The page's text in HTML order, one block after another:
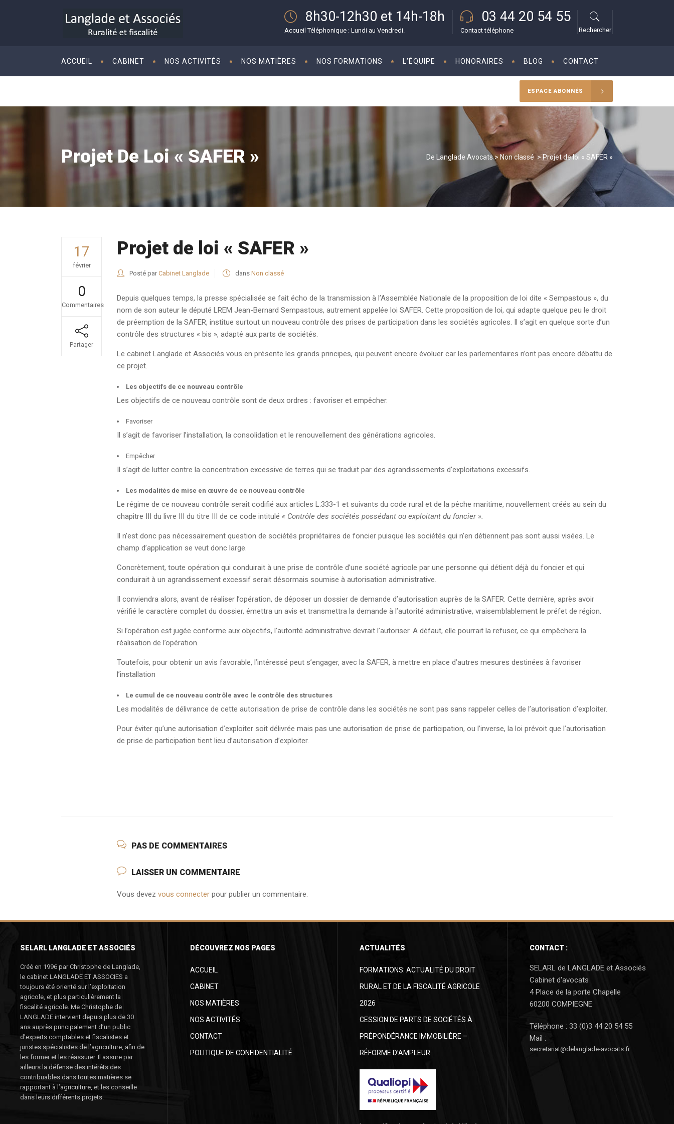
8h30-12h30 et 14h-18h
Accueil Téléphonique : Lundi au Vendredi.
03 44 20 54 55
Contact téléphone Rechercher
ACCUEIL CABINET NOS ACTIVITÉS NOS MATIÈRES NOS FORMATIONS L’ÉQUIPE HONORAIRES BLOG CONTACT
ESPACE ABONNÉS
Projet De Loi « SAFER » De Langlade Avocats> Non classé > Projet de loi « SAFER »
17
février
0
Commentaires
Partager
Projet de loi « SAFER »
Posté par Cabinet Langlade dans Non classé
Depuis quelques temps, la presse spécialisée se fait écho de la transmission à l’Assemblée Nationale de la proposition de loi dite « Sempastous », du
nom de son auteur le député LREM Jean-Bernard Sempastous, autrement appelée loi SAFER. Cette proposition de loi, qui adapte quelque peu le droit
de préemption de la SAFER, institue surtout un nouveau contrôle des prises de participation dans les sociétés agricoles. Il s’agit en quelque sorte d’un
contrôle des structures « bis », adapté aux parts de sociétés.
Le cabinet Langlade et Associés vous en présente les grands principes, qui peuvent encore évoluer car les parlementaires n’ont pas encore débattu de
ce projet.
Les objectifs de ce nouveau contrôle
Les objectifs de ce nouveau contrôle sont de deux ordres : favoriser et empêcher.
Favoriser
Il s’agit de favoriser l’installation, la consolidation et le renouvellement des générations agricoles.
Empêcher
Il s’agit de lutter contre la concentration excessive de terres qui se traduit par des agrandissements d’exploitations excessifs.
Les modalités de mise en œuvre de ce nouveau contrôle
Le régime de ce nouveau contrôle serait codifié aux articles L.333-1 et suivants du code rural et de la pêche maritime, nouvellement créés au sein du
chapitre III du livre III du titre III de ce code intitulé « Contrôle des sociétés possédant ou exploitant du foncier ».
Il n’est donc pas nécessairement question de sociétés propriétaires de foncier puisque les sociétés qui n’en détiennent pas sont aussi visées. Le
champ d’application se veut donc large.
Concrètement, toute opération qui conduirait à une prise de contrôle d’une société agricole par une personne qui détient déjà du foncier et qui
conduirait à un agrandissement excessif serait désormais soumise à autorisation administrative.
Il conviendra alors, avant de réaliser l’opération, de déposer un dossier de demande d’autorisation auprès de la SAFER. Cette dernière, après avoir
vérifié le caractère complet du dossier, émettra un avis et transmettra la demande à l’autorité administrative, vraisemblablement le préfet de région.
Si l’opération est jugée conforme aux objectifs, l’autorité administrative devrait l’autoriser. A défaut, elle pourrait la refuser, ce qui empêchera la
réalisation de l’opération.
Toutefois, pour obtenir un avis favorable, l’intéressé peut s’engager, avec la SAFER, à mettre en place d’autres mesures destinées à favoriser
l’installation
Le cumul de ce nouveau contrôle avec le contrôle des structures
Les modalités de délivrance de cette autorisation de prise de contrôle dans les sociétés ne sont pas sans rappeler celles de l’autorisation d’exploiter.
Pour éviter qu’une autorisation d’exploiter soit délivrée mais pas une autorisation de prise de participation, ou l’inverse, la loi prévoit que l’autorisation
de prise de participation tient lieu d’autorisation d’exploiter.
PAS DE COMMENTAIRES
LAISSER UN COMMENTAIRE
Vous devez vous connecter pour publier un commentaire.
SELARL LANGLADE ET ASSOCIÉS
Créé en 1996 par Christophe de Langlade,
le cabinet LANGLADE ET ASSOCIES a
toujours été orienté sur l’exploitation
agricole, et plus particulièrement la
fiscalité agricole. Me Christophe de
LANGLADE intervient depuis plus de 30
ans auprès principalement d’un public
d’experts comptables et fiscalistes et
juristes spécialistes de l’agriculture, afin de
les former et les réassurer. Il assure par
ailleurs la défense des intérêts des
contribuables dans toutes matières se
rapportant à l’agriculture, et les conseille
dans leurs différents projets.
DÉCOUVREZ NOS PAGES
ACCUEIL
CABINET
NOS MATIÈRES
NOS ACTIVITÉS
CONTACT
POLITIQUE DE CONFIDENTIALITÉ
ACTUALITÉS
FORMATIONS: ACTUALITÉ DU DROIT
RURAL ET DE LA FISCALITÉ AGRICOLE
2026
CESSION DE PARTS DE SOCIÉTÉS À
PRÉPONDÉRANCE IMMOBILIÈRE –
RÉFORME D’AMPLEUR
CONTACT :
SELARL de LANGLADE et Associés
Cabinet d'avocats
4 Place de la porte Chapelle
60200 COMPIEGNE
Téléphone : 33 (0)3 44 20 54 55
Mail :
secretariat@delanglade-avocats.fr